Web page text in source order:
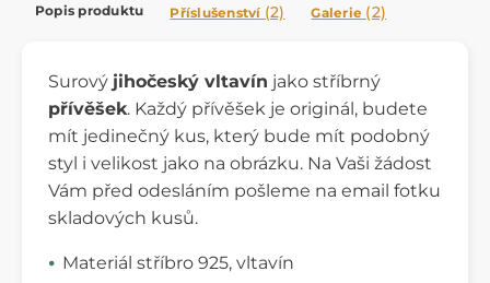
Popis produktu Příslušenství (2) Galerie (2)
Surový jihočeský vltavín jako stříbrný
přívěšek. Každý přívěšek je originál, budete
mít jedinečný kus, který bude mít podobný
styl i velikost jako na obrázku. Na Vaši žádost
Vám před odesláním pošleme na email fotku
skladových kusů.
Materiál stříbro 925, vltavín